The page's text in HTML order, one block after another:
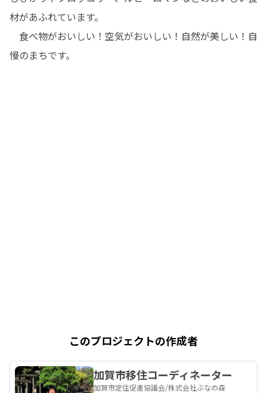
材があふれています。
食べ物がおいしい！空気がおいしい！自然が美しい！自
慢のまちです。
このプロジェクトの作成者
加賀市移住コーディネーター
加賀市定住促進協議会/株式会社ぶなの森